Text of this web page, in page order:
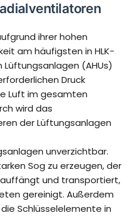
ihrer hohen
am häufigsten in HLK-
(AHUs)
Druck
Luft im gesamten
wird das
der Lüftungsanlagen
unverzichtbar.
Sog zu erzeugen, der
und transportiert,
gereinigt. Außerdem
Schlüsselelemente in